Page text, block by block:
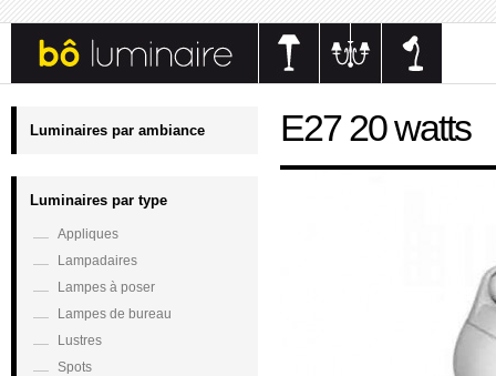
Luminaires par ambiance
Luminaires par type
Appliques
Lampadaires
Lampes à poser
Lampes de bureau
Lustres
Spots
E27 20 watts